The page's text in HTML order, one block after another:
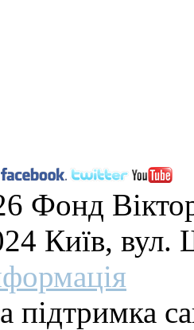
Фонд
Київ,
підтримка